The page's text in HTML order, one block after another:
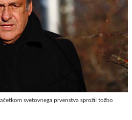
svetovnega prvenstva sprožil tožbo